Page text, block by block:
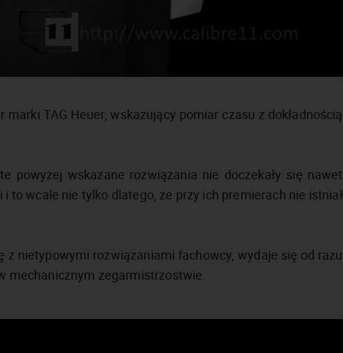
TAG Heuer, wskazujący pomiar czasu z dokładnością
powyżej wskazane rozwiązania nie doczekały się nawet
to wcale nie tylko dlatego, że przy ich premierach nie istniał
z nietypowymi rozwiązaniami fachowcy, wydaje się od razu
mechanicznym zegarmistrzostwie.